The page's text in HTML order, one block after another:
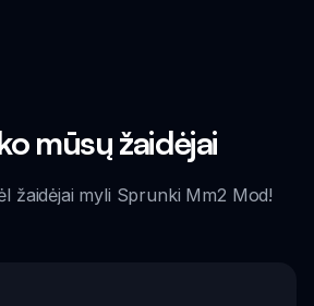
mūsų žaidėjai
žaidėjai myli Sprunki Mm2 Mod!